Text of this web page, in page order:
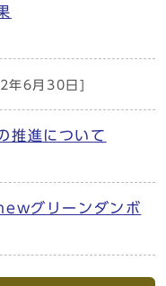
年6月30日]
推進について
グリーンダンボ